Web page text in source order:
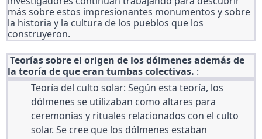
más sobre estos impresionantes monumentos y sobre
la historia y la cultura de los pueblos que los
construyeron.
Teorías sobre el origen de los dólmenes además de
la teoría de que eran tumbas colectivas. :
Teoría del culto solar: Según esta teoría, los
dólmenes se utilizaban como altares para
ceremonias y rituales relacionados con el culto
solar. Se cree que los dólmenes estaban